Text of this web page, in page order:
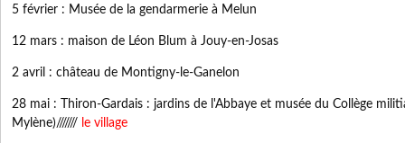
5 février : Musée de la gendarmerie à Melun
12 mars : maison de Léon Blum à Jouy-en-Josas
2 avril : château de Montigny-le-Ganelon
28 mai : Thiron-Gardais : jardins de l'Abbaye et musée du Collège
Mylène)/////// le village